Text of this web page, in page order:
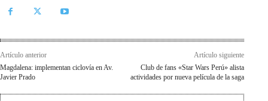
Artículo anterior
Magdalena: implementan ciclovía en Av.
Javier Prado
Artículo siguiente
Club de fans «Star Wars Perú» alista
actividades por nueva película de la saga